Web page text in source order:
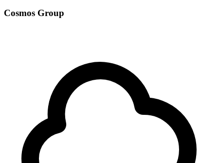
Cosmos Group